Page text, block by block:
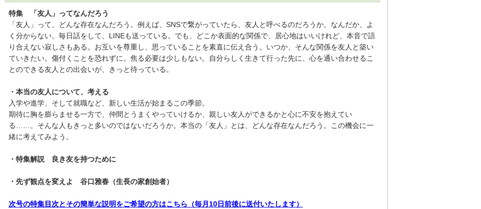
特集 「友人」ってなんだろう
「友人」って、どんな存在なんだろう。例えば、SNSで繋がっていたら、友人と呼べるのだろうか。なんだか、よ
く分からない。毎日話をして、LINEも送っている。でも、どこか表面的な関係で、居心地はいいけれど、本音で語
り合えない寂しさもある。お互いを尊重し、思っていることを素直に伝え合う。いつか、そんな関係を友人と築い
ていきたい。傷付くことを恐れずに。焦る必要は少しもない。自分らしく生きて行った先に、心を通い合わせるこ
とのできる友人との出会いが、きっと待っている。
・本当の友人について、考える
入学や進学、そして就職など、新しい生活が始まるこの季節。
期待に胸を膨らませる一方で、仲間とうまくやっていけるか、親しい友人ができるかと心に不安を抱えてい
る……。そんな人もきっと多いのではないだろうか。本当の「友人」とは、どんな存在なんだろう。この機会に一
緒に考えてみよう。
・特集解説 良き友を持つために
・先ず観点を変えよ 谷口雅春（生長の家創始者）
次号の特集目次とその簡単な説明をご希望の方はこちら（毎月10日前後に送付いたします）